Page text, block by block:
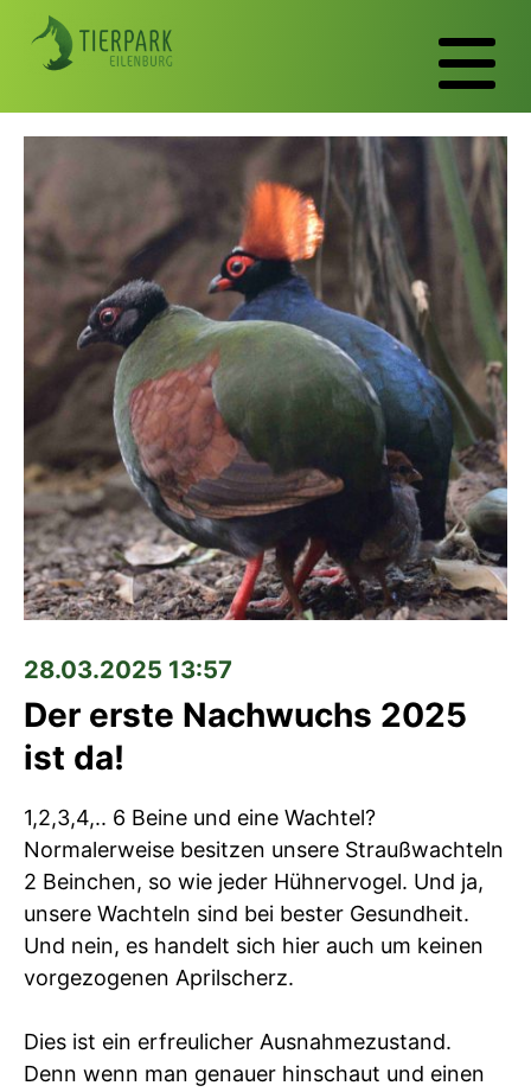
28.03.2025 13:57
Der erste Nachwuchs 2025
ist da!
1,2,3,4,.. 6 Beine und eine Wachtel?
Normalerweise besitzen unsere Straußwachteln
2 Beinchen, so wie jeder Hühnervogel. Und ja,
unsere Wachteln sind bei bester Gesundheit.
Und nein, es handelt sich hier auch um keinen
vorgezogenen Aprilscherz.
Dies ist ein erfreulicher Ausnahmezustand.
Denn wenn man genauer hinschaut und einen